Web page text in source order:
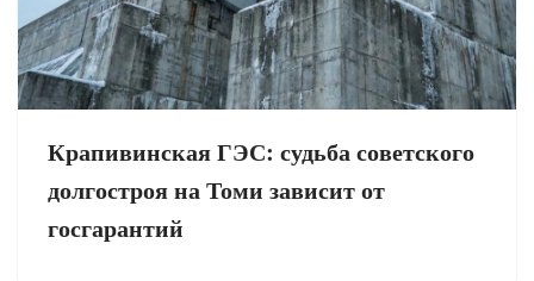
Крапивинская ГЭС: судьба советского
долгостроя на Томи зависит от
госгарантий